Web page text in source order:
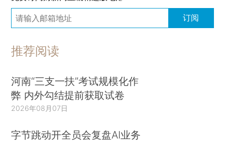
订阅
推荐阅读
河南“三支一扶”考试规模化作
弊 内外勾结提前获取试卷
2026年08月07日
字节跳动开全员会复盘AI业务